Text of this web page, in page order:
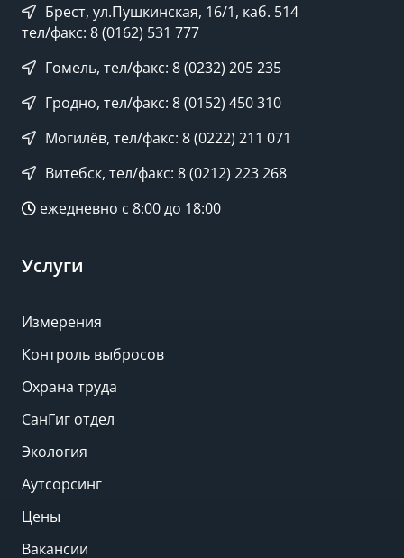
Брест, ул.Пушкинская, 16/1, каб. 514
тел/факс: 8 (0162) 531 777
Гомель, тел/факс: 8 (0232) 205 235
Гродно, тел/факс: 8 (0152) 450 310
Могилёв, тел/факс: 8 (0222) 211 071
Витебск, тел/факс: 8 (0212) 223 268
ежедневно с 8:00 до 18:00
Услуги
Измерения
Контроль выбросов
Охрана труда
СанГиг отдел
Экология
Аутсорсинг
Цены
Вакансии